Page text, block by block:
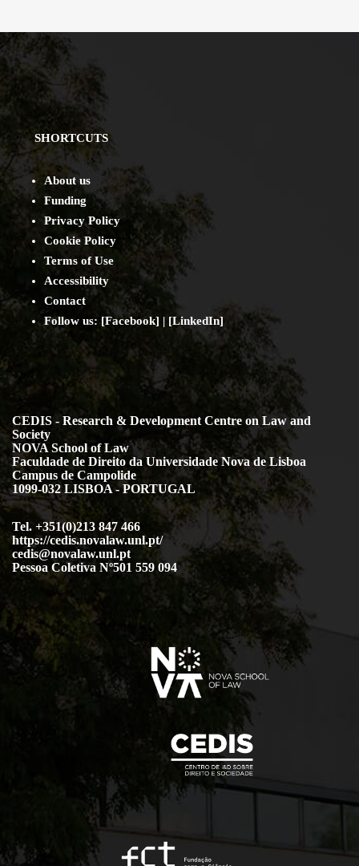
SHORTCUTS
About us
Funding
Privacy Policy
Cookie Policy
Terms of Use
Accessibility
Contact
Follow us: [Facebook] | [LinkedIn]
CEDIS - Research & Development Centre on Law and
Society
NOVA School of Law
Faculdade de Direito da Universidade Nova de Lisboa
Campus de Campolide
1099-032 LISBOA - PORTUGAL
Tel. +351(0)213 847 466
https://cedis.novalaw.unl.pt/
cedis@novalaw.unl.pt
Pessoa Coletiva Nº501 559 094